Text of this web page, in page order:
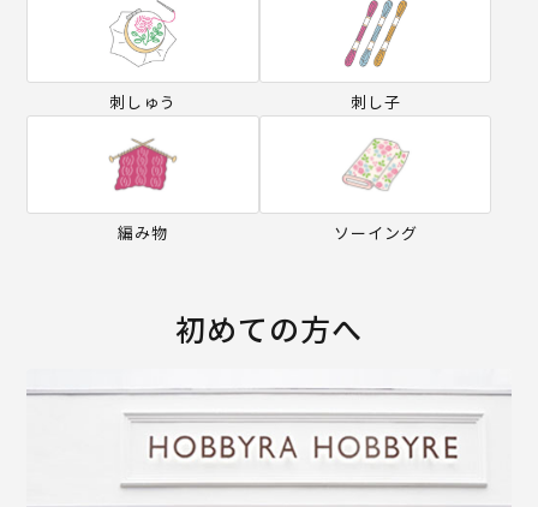
刺しゅう 刺し子
編み物 ソーイング
初めての方へ